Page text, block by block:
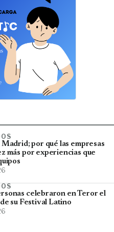
por qué las empresas
más por experiencias que
celebraron en Teror el
su Festival Latino